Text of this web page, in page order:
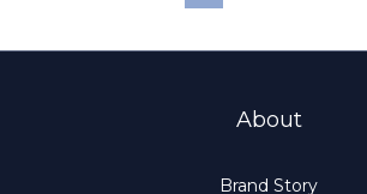
About
Brand Story